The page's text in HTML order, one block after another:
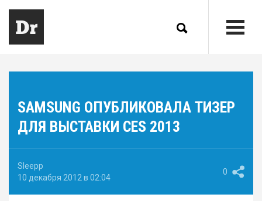
SAMSUNG ОПУБЛИКОВАЛА ТИЗЕР
ДЛЯ ВЫСТАВКИ CES 2013
Sleepp
10 декабря 2012 в 02:04
0